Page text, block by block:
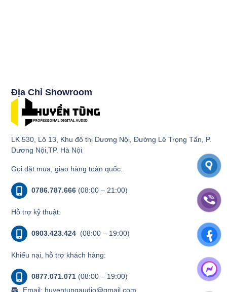
Địa Chỉ Showroom
LK 530, Lô 13, Khu đô thị Dương Nội, Đường Lê Trọng Tấn, P.
Dương Nội,TP. Hà Nội
Gọi đặt mua, giao hàng toàn quốc.
0786.787.666 (08:00 – 21:00)
Hỗ trợ kỹ thuật:
0903.423.424 (08:00 – 19:00)
Khiếu nại, hỗ trợ khách hàng:
0877.071.071 (08:00 – 19:00)
Email: huyentungaudio@gmail.com